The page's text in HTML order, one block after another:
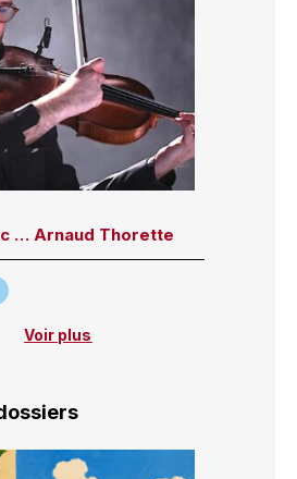
… Arnaud Thorette
Voir plus